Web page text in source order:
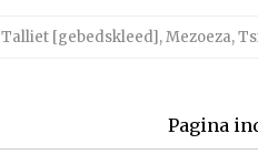
Talliet [gebedskleed],Mezoeza,
Pagina